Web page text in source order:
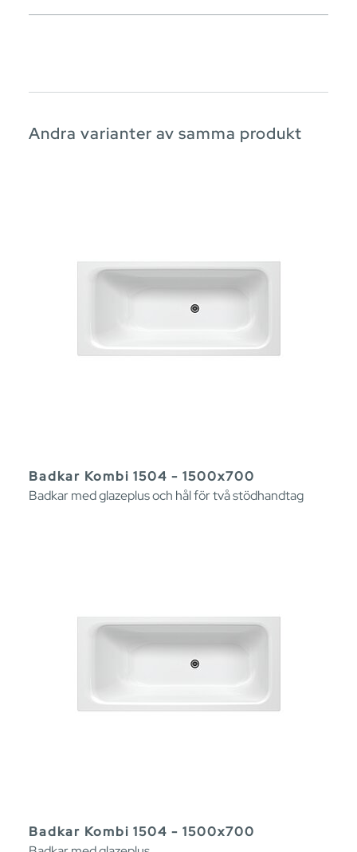
Andra varianter av samma produkt
Badkar Kombi 1504 - 1500x700
Badkar med glazeplus och hål för två stödhandtag
Badkar Kombi 1504 - 1500x700